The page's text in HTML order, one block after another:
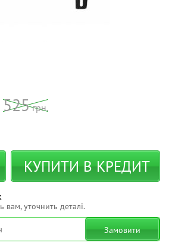
525грн.
КУПИТИ В КРЕДИТ
уточнить деталі.
Замовити